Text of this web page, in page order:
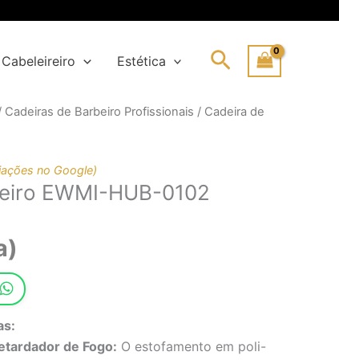
Cabeleireiro Estética Search
Cadeiras de Barbeiro Profissionais / Cadeira de
no Google)
EWMI-HUB-0102
de Fogo: O estofamento em poli-